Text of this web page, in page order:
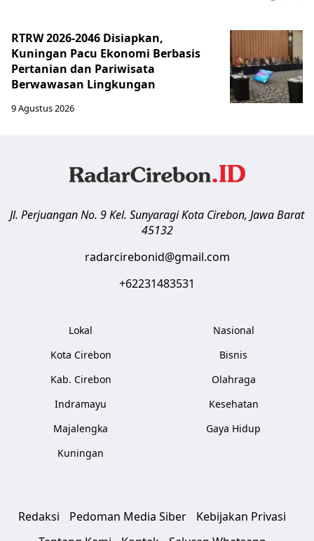
RTRW 2026-2046 Disiapkan,
Kuningan Pacu Ekonomi Berbasis
Pertanian dan Pariwisata
Berwawasan Lingkungan
9 Agustus 2026
Jl. Perjuangan No. 9 Kel. SunyaragiKota Cirebon, Jawa Barat
45132
radarcirebonid@gmail.com
+62231483531
Lokal
Kota Cirebon
Kab. Cirebon
Indramayu
Majalengka
Kuningan
Nasional
Bisnis
Olahraga
Kesehatan
Gaya Hidup
Redaksi Pedoman Media Siber
Kebijakan Privasi